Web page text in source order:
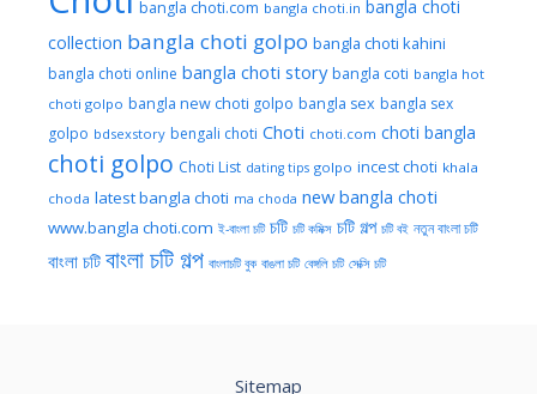
bangla choti.com bangla choti.in bangla choti
collection bangla choti golpo bangla choti kahini
bangla choti online bangla choti story bangla coti bangla hot
choti golpo bangla new choti golpo bangla sex bangla sex
golpo bdsexstory bengali choti Choti choti.com choti bangla
choti golpo Choti List dating tips golpo incest choti khala
choda latest bangla choti ma choda new bangla choti
www.bangla choti.com ই-বাংলা চটি চটি চটি কমিক্স চটি গল্প চটি বই নতুন বাংলা চটি
বাংলা চটি বাংলা চটি গল্প বাংলাচটি বুক বাঙলা চটি বেঙ্গলি চটি সেক্সি চটি
Sitemap